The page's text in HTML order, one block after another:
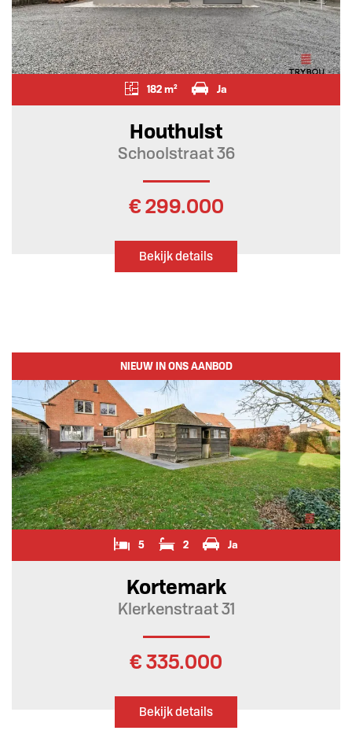
182 m² Ja
Houthulst
Schoolstraat 36
€ 299.000
Bekijk details
NIEUW IN ONS AANBOD
5 2 Ja
Kortemark
Klerkenstraat 31
€ 335.000
Bekijk details